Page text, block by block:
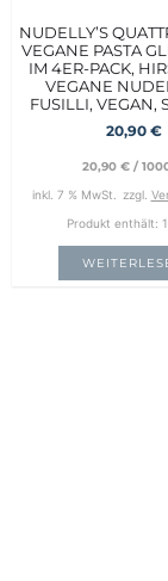
NUDELLY’S
VEGANE PASTA
IM 4ER-PACK,
VEGANE
FUSILLI, VEGAN,
20,90 €
20,90 € /
inkl. 7 % MwSt. zzgl.
Produkt enthält: